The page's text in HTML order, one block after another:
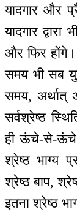
यादगार और
यादगार
और फिर
समय भी सब
समय, अर्थात्
सर्वश्रेष्ठ
ही ऊंचे-से-ऊंचे
श्रेष्ठ भाग्य
श्रेष्ठ बाप,
इतना श्रेष्ठ